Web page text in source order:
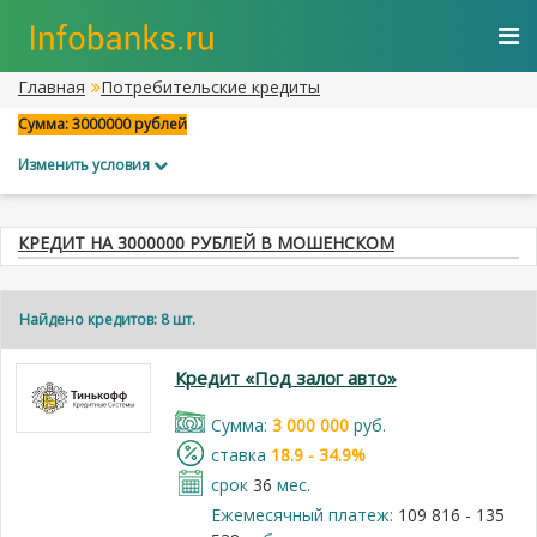
Главная Потребительские кредиты
КРЕДИТ НА 3000000 РУБЛЕЙ В МОШЕНСКОМ
Сумма: 3000000 рублей
Изменить условия
Найдено кредитов: 8 шт.
Кредит «Под залог авто»
Cумма: 3 000 000руб.
cтавка 18.9 - 34.9%
срок 36 мес.
Ежемесячный платеж: 109 816 - 135